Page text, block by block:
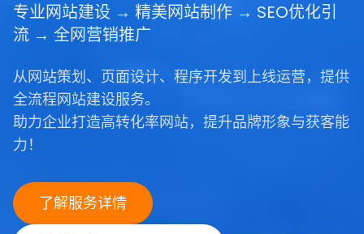
专业网站建设 → 精美网站制作 → SEO优化引
流 → 全网营销推广
从网站策划、页面设计、程序开发到上线运营，提供
全流程网站建设服务。
助力企业打造高转化率网站，提升品牌形象与获客能
力！
了解服务详情